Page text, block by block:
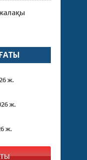
ж.
ж.
ж.